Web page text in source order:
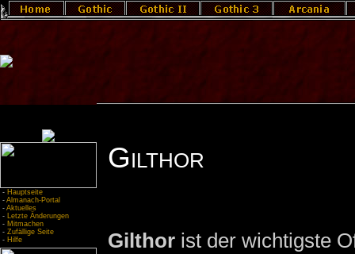
- Hauptseite
- Almanach-Portal
- Aktuelles
- Letzte Änderungen
- Mitmachen
- Zufällige Seite
- Hilfe
Gilthor
Gilthorist der wichtigste